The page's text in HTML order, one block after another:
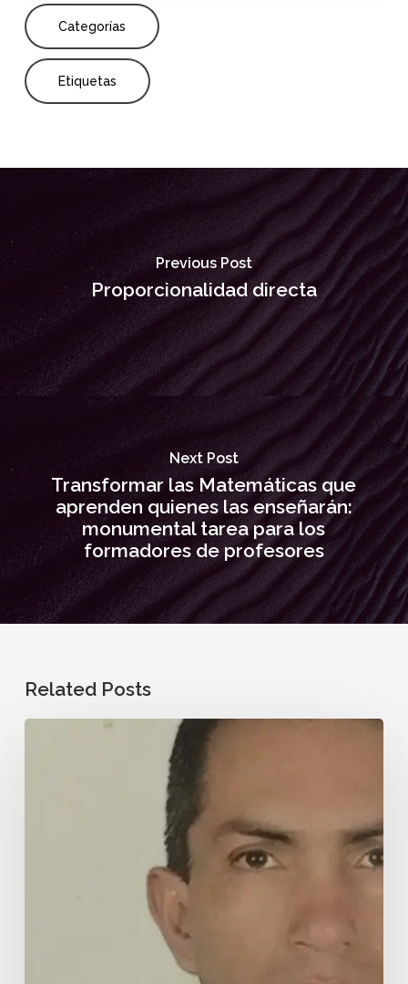
Categorías
Etiquetas
Previous Post
Proporcionalidad directa
Next Post
Transformar las Matemáticas que
aprenden quienes las enseñarán:
monumental tarea para los
formadores de profesores
Related Posts